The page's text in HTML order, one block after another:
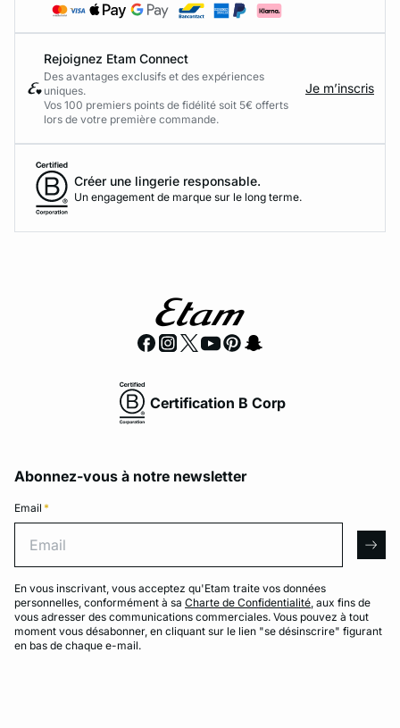
Rejoignez Etam Connect
Des avantages exclusifs et des expériences
uniques.
Vos 100 premiers points de fidélité soit 5€ offerts
lors de votre première commande.​
Je m’inscris
Créer une lingerie responsable.
Un engagement de marque sur le long terme.
Certification B Corp
Abonnez-vous à notre newsletter
Email *
En vous inscrivant, vous acceptez qu'Etam traite vos données
personnelles, conformément à sa Charte de Confidentialité, aux fins de
vous adresser des communications commerciales. Vous pouvez à tout
moment vous désabonner, en cliquant sur le lien "se désinscrire" figurant
en bas de chaque e-mail.